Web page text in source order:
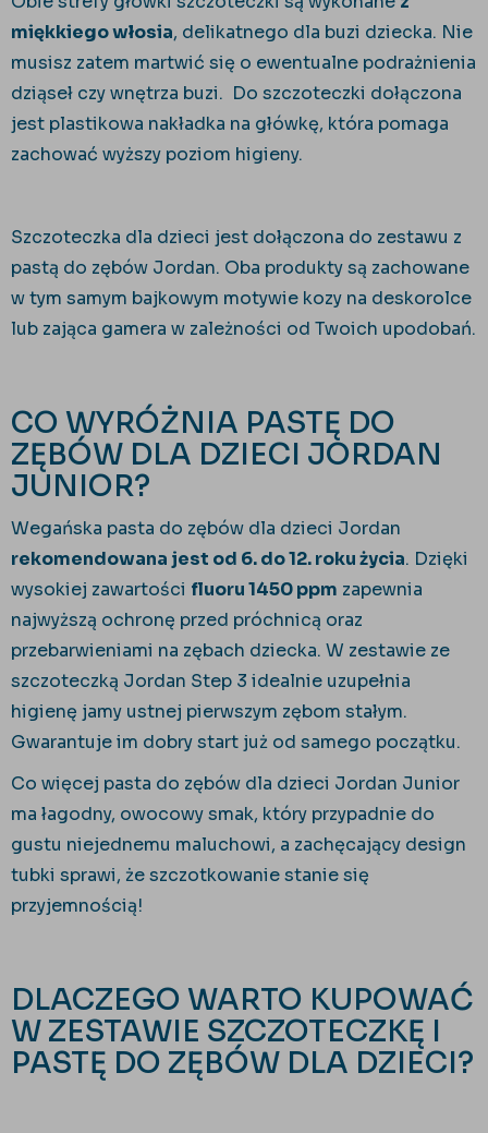
miękkiego włosia, delikatnego dla buzi dziecka. Nie
musisz zatem martwić się o ewentualne podrażnienia
dziąseł czy wnętrza buzi. Do szczoteczki dołączona
jest plastikowa nakładka na główkę, która pomaga
zachować wyższy poziom higieny.
Szczoteczka dla dzieci jest dołączona do zestawu z
pastą do zębów Jordan. Oba produkty są zachowane
w tym samym bajkowym motywie kozy na deskorolce
lub zająca gamera w zależności od Twoich upodobań.
CO WYRÓŻNIA PASTĘ DO
ZĘBÓW DLA DZIECI JORDAN
JUNIOR?
Wegańska pasta do zębów dla dzieci Jordan
rekomendowana jest od 6. do 12. roku życia. Dzięki
wysokiej zawartości fluoru 1450 ppm zapewnia
najwyższą ochronę przed próchnicą oraz
przebarwieniami na zębach dziecka. W zestawie ze
szczoteczką Jordan Step 3 idealnie uzupełnia
higienę jamy ustnej pierwszym zębom stałym.
Gwarantuje im dobry start już od samego początku.
Co więcej pasta do zębów dla dzieci Jordan Junior
ma łagodny, owocowy smak, który przypadnie do
gustu niejednemu maluchowi, a zachęcający design
tubki sprawi, że szczotkowanie stanie się
przyjemnością!
DLACZEGO WARTO KUPOWAĆ
W ZESTAWIE SZCZOTECZKĘ I
PASTĘ DO ZĘBÓW DLA DZIECI?